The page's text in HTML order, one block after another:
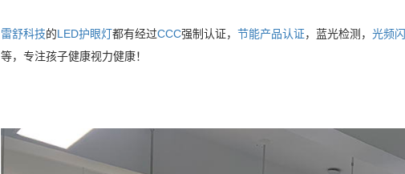
雷舒科技的LED护眼灯都有经过CCC强制认证， 节能产品认证，蓝光检测， 光频闪
等，专注孩子健康视力健康！